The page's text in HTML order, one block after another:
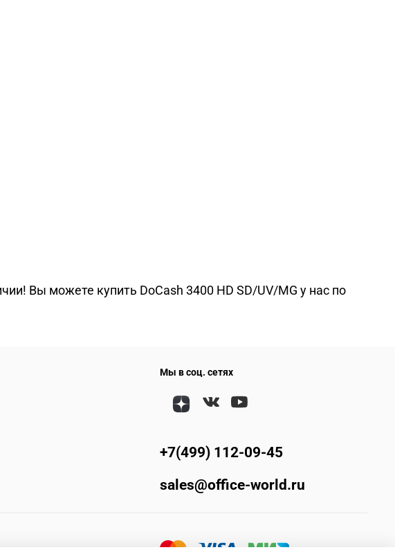
Вы можете купить DoCash 3400 HD SD/UV/MG у нас по
Мы в соц. сетях
+7(499) 112-09-45
sales@office-world.ru